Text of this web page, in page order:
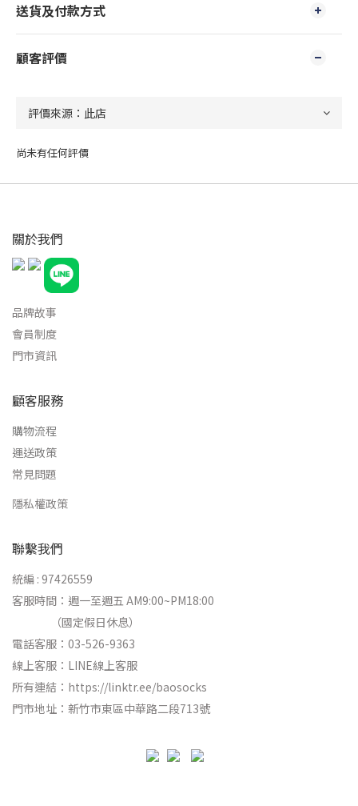
送貨及付款方式
顧客評價
尚未有任何評價
關於我們
品牌故事
會員制度
門市資訊
顧客服務
購物流程
運送政策
常見問題
隱私權政策
聯繫我們
統編 : 97426559
客服時間：週一至週五 AM9:00~PM18:00
（國定假日休息）
電話客服：03-526-9363
線上客服： LINE線上客服
所有連結： https://linktr.ee/baosocks
門市地址：新竹市東區中華路二段713號